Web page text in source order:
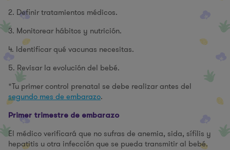
2. Definir tratamientos médicos.
3. Monitorear hábitos y nutrición.
4. Identificar qué vacunas necesitas.
5. Revisar la evolución del bebé.
*Tu primer control prenatal se debe realizar antes del
segundo mes de embarazo.
Primer trimestre de embarazo
El médico verificará que no sufras de anemia, sida, sífilis y
hepatitis u otra infección que se pueda transmitir al bebé.